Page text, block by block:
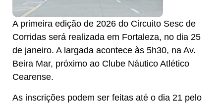
A primeira edição de 2026 do Circuito Sesc de
Corridas será realizada em Fortaleza, no dia 25
de janeiro. A largada acontece às 5h30, na Av.
Beira Mar, próximo ao Clube Náutico Atlético
Cearense.
As inscrições podem ser feitas até o dia 21 pelo